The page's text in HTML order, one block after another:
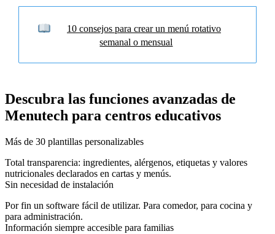
10 consejos para crear un menú rotativo
semanal o mensual
Descubra las funciones avanzadas de
Menutech para centros educativos
Más de 30 plantillas personalizables
Total transparencia: ingredientes, alérgenos, etiquetas y valores
nutricionales declarados en cartas y menús.
Sin necesidad de instalación
Por fin un software fácil de utilizar. Para comedor, para cocina y
para administración.
Información siempre accesible para familias